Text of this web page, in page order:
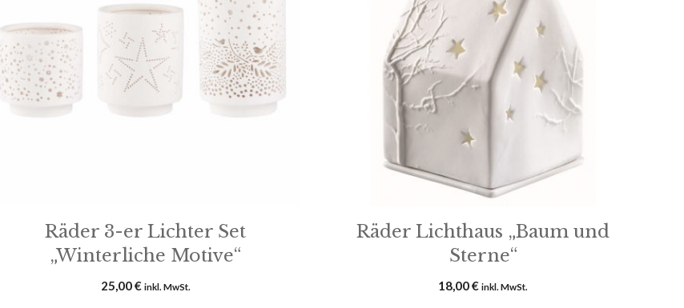
Räder 3-er Lichter Set
„Winterliche Motive“
25,00€ inkl. MwSt.
Räder Lichthaus „Baum und
Sterne“
18,00€ inkl. MwSt.